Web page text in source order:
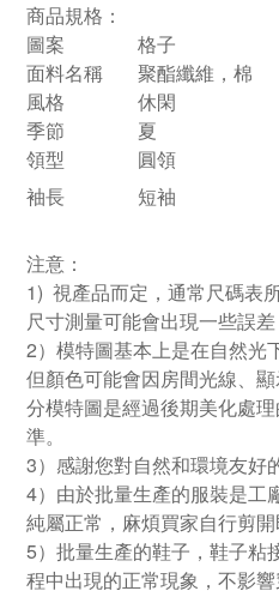
商品規格：
圖案
格子
面料名稱
聚酯纖維，棉
風格
休閑
季節
夏
領型
圓領
袖長
短袖
注意：
1) 視產品而定，通常尺碼表
尺寸測量可能會出現一些誤差
2）模特圖基本上是在自然光
但顏色可能會因房間光線、
分模特圖是經過後期美化處
準。
3）感謝您對自然和環境友好
4）由於批量生產的服裝是工
純屬正常，麻煩買家自行剪開
5）批量生產的鞋子，鞋子粘
程中出現的正常現象，不影響